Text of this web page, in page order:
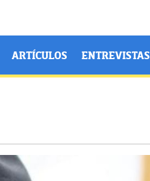
ARTÍCULOS ENTREVISTAS